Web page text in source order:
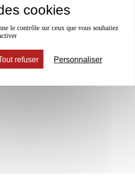
cookies
le contrôle sur ceux que vous souhaitez
refuser Personnaliser